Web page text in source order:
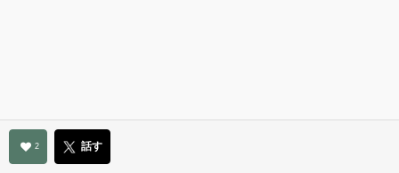
2 話す